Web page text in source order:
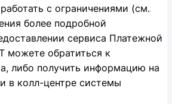
с ограничениями (см.
более подробной
сервиса Платежной
можете обратиться к
либо получить информацию на
в колл-центре системы